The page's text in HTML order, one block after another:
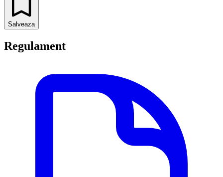
Salveaza
Regulament